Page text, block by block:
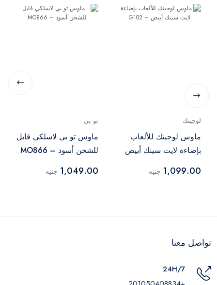
لوجيتك
ماوس لوجيتك للألعاب
بإضاءة لايت سينك أبيض
1,099.00 جنيه
تو بي
ماوس تو بي لاسلكي قابل
للشحن أسود – MO866
1,049.00 جنيه
تواصل معنا
24H/7